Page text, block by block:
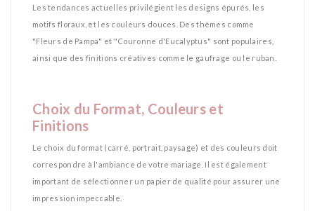
Les tendances actuelles privilégient les designs épurés, les
motifs floraux, et les couleurs douces. Des thèmes comme
"Fleurs de Pampa" et "Couronne d'Eucalyptus" sont populaires,
ainsi que des finitions créatives comme le gaufrage ou le ruban​.
Choix du Format, Couleurs et
Finitions
Le choix du format (carré, portrait, paysage) et des couleurs doit
correspondre à l'ambiance de votre mariage. Il est également
important de sélectionner un papier de qualité pour assurer une
impression impeccable.